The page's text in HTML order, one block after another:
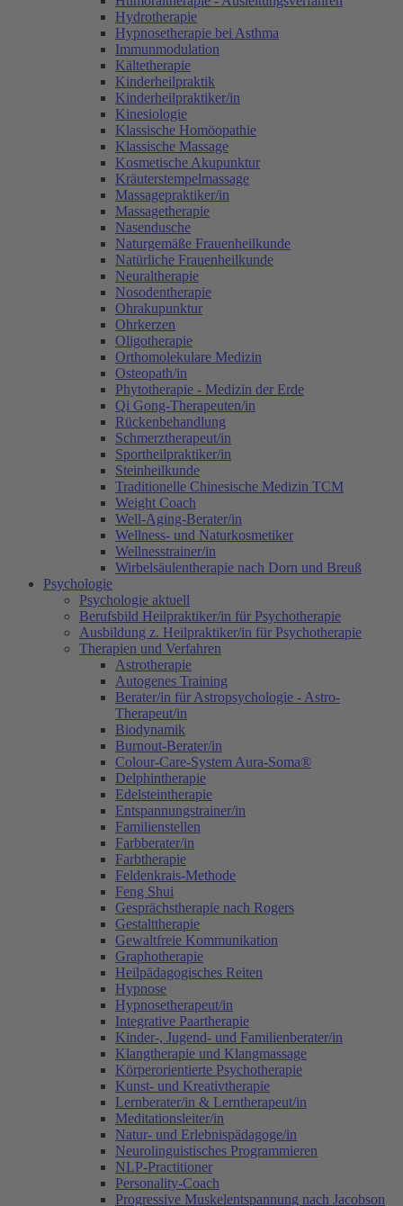
Hydrotherapie
Hypnosetherapie bei Asthma
Immunmodulation
Kältetherapie
Kinderheilpraktik
Kinderheilpraktiker/in
Kinesiologie
Klassische Homöopathie
Klassische Massage
Kosmetische Akupunktur
Kräuterstempelmassage
Massagepraktiker/in
Massagetherapie
Nasendusche
Naturgemäße Frauenheilkunde
Natürliche Frauenheilkunde
Neuraltherapie
Nosodentherapie
Ohrakupunktur
Ohrkerzen
Oligotherapie
Orthomolekulare Medizin
Osteopath/in
Phytotherapie - Medizin der Erde
Qi Gong-Therapeuten/in
Rückenbehandlung
Schmerztherapeut/in
Sportheilpraktiker/in
Steinheilkunde
Traditionelle Chinesische Medizin TCM
Weight Coach
Well-Aging-Berater/in
Wellness- und Naturkosmetiker
Wellnesstrainer/in
Wirbelsäulentherapie nach Dorn und Breuß
Psychologie
Psychologie aktuell
Berufsbild Heilpraktiker/in für Psychotherapie
Ausbildung z. Heilpraktiker/in für Psychotherapie
Therapien und Verfahren
Astrotherapie
Autogenes Training
Berater/in für Astropsychologie - Astro-
Therapeut/in
Biodynamik
Burnout-Berater/in
Colour-Care-System Aura-Soma®
Delphintherapie
Edelsteintherapie
Entspannungstrainer/in
Familienstellen
Farbberater/in
Farbtherapie
Feldenkrais-Methode
Feng Shui
Gesprächstherapie nach Rogers
Gestalttherapie
Gewaltfreie Kommunikation
Graphotherapie
Heilpädagogisches Reiten
Hypnose
Hypnosetherapeut/in
Integrative Paartherapie
Kinder-, Jugend- und Familienberater/in
Klangtherapie und Klangmassage
Körperorientierte Psychotherapie
Kunst- und Kreativtherapie
Lernberater/in & Lerntherapeut/in
Meditationsleiter/in
Natur- und Erlebnispädagoge/in
Neurolinguistisches Programmieren
NLP-Practitioner
Personality-Coach
Progressive Muskelentspannung nach Jacobson